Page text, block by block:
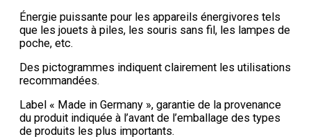
Énergie puissante pour les appareils énergivores tels
que les jouets à piles, les souris sans fil, les lampes de
poche, etc.
Des pictogrammes indiquent clairement les utilisations
recommandées.
Label « Made in Germany », garantie de la provenance
du produit indiquée à l’avant de l’emballage des types
de produits les plus importants.